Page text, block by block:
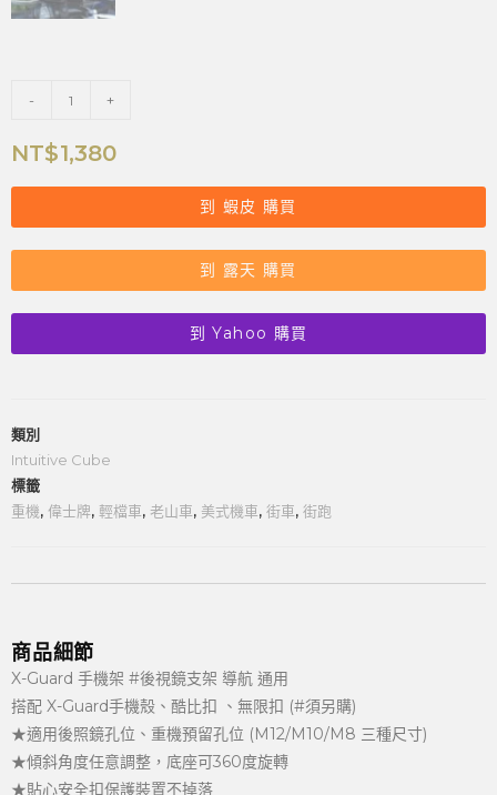
- +
NT$1,380
到 蝦皮 購買
到 露天 購買
到 Yahoo 購買
類別
Intuitive Cube
標籤
重機, 偉士牌, 輕檔車, 老山車, 美式機車, 街車, 街跑
商品細節
X-Guard 手機架 #後視鏡支架 導航 通用
搭配 X-Guard手機殼、酷比扣 、無限扣 (#須另購)
★適用後照鏡孔位、重機預留孔位 (M12/M10/M8 三種尺寸)
★傾斜角度任意調整，底座可360度旋轉
★貼心安全扣保護裝置不掉落